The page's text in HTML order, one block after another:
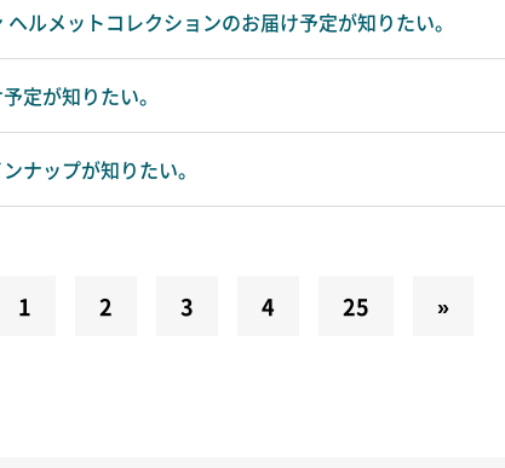
ルメットコレクションのお届け予定が知りたい。
定が知りたい。
ナップが知りたい。
1 2 3 4 25 »